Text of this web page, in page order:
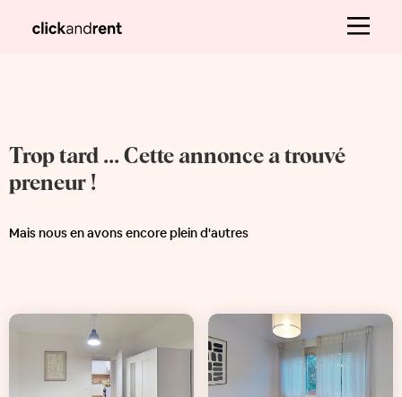
Trop tard ... Cette annonce a trouvé
preneur !
Mais nous en avons encore plein d'autres